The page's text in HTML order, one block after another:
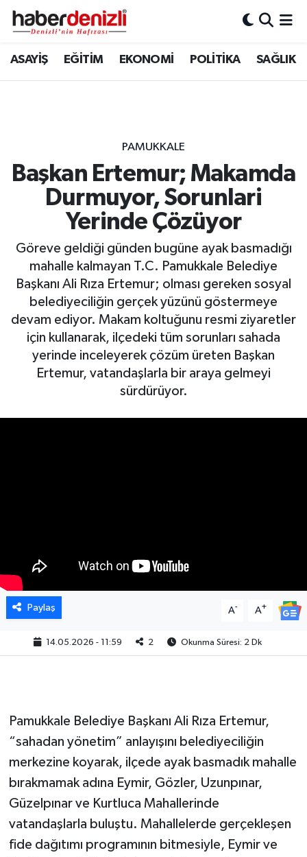
ASAYİŞ EĞİTİM EKONOMİ POLİTİKA SAĞLIK
PAMUKKALE
Başkan Ertemur; Makamda
Durmuyor, Sorunlari
Yerinde Çözüyor
Göreve geldiği günden bugüne ayak basmadığı
mahalle kalmayan T.C. Pamukkale Belediye
Başkanı Ali Rıza Ertemur; olması gereken sosyal
belediyeciliğin gerçek yüzünü göstermeye
devam ediyor. Makam koltuğunu resmi ziyaretler
için kullanarak, ilçedeki tüm sorunları sahada
yerinde inceleyerek çözüm üreten Başkan
Ertemur, vatandaşlarla bir araya gelmeyi
sürdürüyor.
Paylaş A- A+
14.05.2026 - 11:59 2 Okunma Süresi: 2 Dk
Pamukkale Belediye Başkanı Ali Rıza Ertemur,
“sahadan yönetim” anlayışını belediyeciliğin
merkezine koyarak, ilçede ayak basmadık mahalle
bırakmamak adına Eymir, Gözler, Uzunpınar,
Güzelpınar ve Kurtluca Mahallerinde
vatandaşlarla buluştu. Mahallelerde gerçekleşen
fide dağıtımı programının bitmesiyle, Eymir ve
Denizli Nöbetçi Eczaneler
Tüm Manşetler
Son Dakika Haberleri
Haber Arşivi